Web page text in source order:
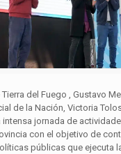
del Fuego , Gustavo
de la Nación, Victoria
jornada de
con el objetivo de
públicas que ejecuta